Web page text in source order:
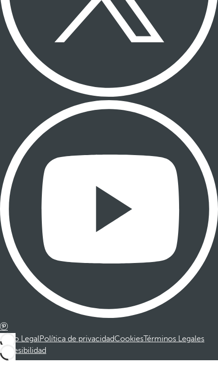
Aviso LegalPolítica de privacidadCookiesTérminos Legales
Accesibilidad